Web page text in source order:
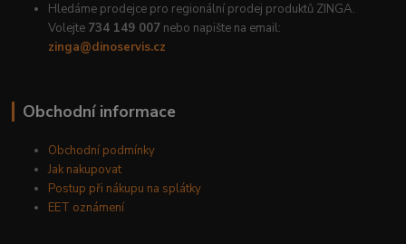
Hledáme prodejce pro regionální prodej produktů ZINGA.
Volejte 734 149 007 nebo napište na email:
zinga@dinoservis.cz
Obchodní informace
Obchodní podmínky
Jak nakupovat
Postup při nákupu na splátky
EET oznámení